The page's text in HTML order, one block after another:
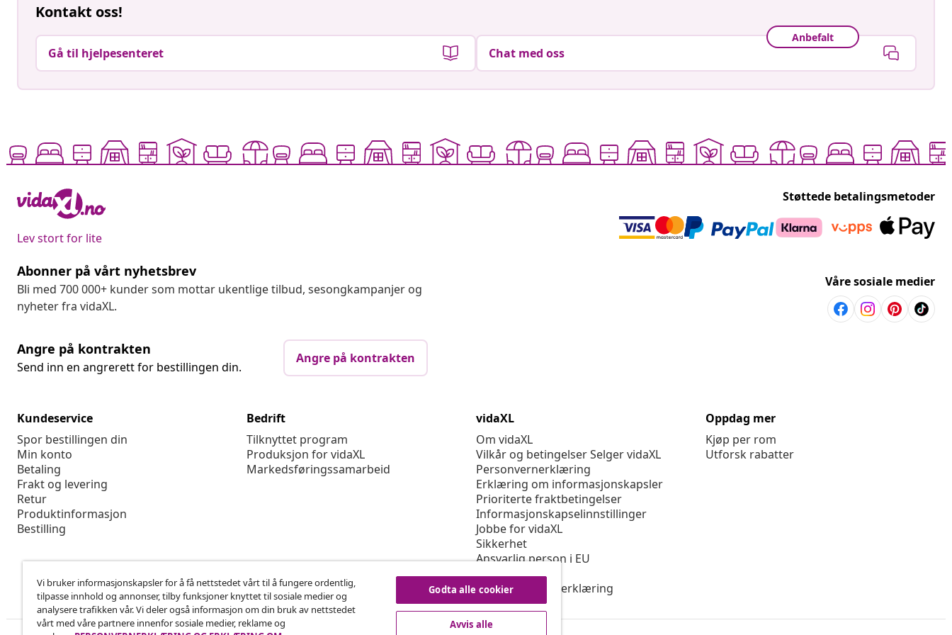
Kontakt oss!
Gå til hjelpesenteret
Anbefalt
Chat med oss
Lev stort for lite
Støttede betalingsmetoder
Abonner på vårt nyhetsbrev
Bli med 700 000+ kunder som mottar ukentlige tilbud, sesongkampanjer og
nyheter fra vidaXL.
Våre sosiale medier
Angre på kontrakten
Send inn en angrerett for bestillingen din.
Angre på kontrakten
Kundeservice
Spor bestillingen din
Min konto
Betaling
Frakt og levering
Retur
Produktinformasjon
Bestilling
Bedrift
Tilknyttet program
Produksjon for vidaXL
Markedsføringssamarbeid
vidaXL
Om vidaXL
Vilkår og betingelser Selger vidaXL
Personvernerklæring
Erklæring om informasjonskapsler
Prioriterte fraktbetingelser
Informasjonskapselinnstillinger
Jobbe for vidaXL
Sikkerhet
Ansvarlig person i EU
Politikken EPR
Tilgjengelighetserklæring
Oppdag mer
Kjøp per rom
Utforsk rabatter
Vi bruker informasjonskapsler for å få nettstedet vårt til å fungere ordentlig,
tilpasse innhold og annonser, tilby funksjoner knyttet til sosiale medier og
analysere trafikken vår. Vi deler også informasjon om din bruk av nettstedet
vårt med våre partnere innenfor sosiale medier, reklame og
Godta alle cookier
Avvis alle